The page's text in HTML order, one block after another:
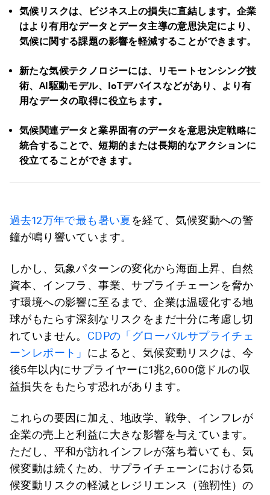
気候リスクは、ビジネス上の損失に直結します。企業
はより有用なデータとデータ主導の意思決定により、
気候に関する課題の影響を軽減することができます。
新たな気候テクノロジーには、リモートセンシング技
術、AI駆動モデル、IoTデバイスなどがあり、より有
用なデータの取得に役立ちます。
気候関連データと業界固有のデータを意思決定戦略に
統合することで、短期的または長期的なアクションに
役立てることができます。
過去12万年で最も暑い夏を経て、気候変動への警
鐘が鳴り響いています。
しかし、気象パターンの変化から海面上昇、自然
資本、インフラ、事業、サプライチェーンを脅か
す環境への影響に至るまで、企業は温暖化する地
球がもたらす深刻なリスクをまだ十分に考慮し切
れていません。 CDPの「グローバルサプライチェ
ーンレポート」 によると、気候変動リスクは、今
後5年以内にサプライヤーに1兆2,600億ドルの収
益損失をもたらす恐れがあります。
これらの要因に加え、地政学、戦争、インフレが
企業の売上と利益に大きな影響を与えています。
ただし、平和が訪れインフレが落ち着いても、気
候変動は続くため、サプライチェーンにおける気
候変動リスクの軽減とレジリエンス（強靭性）の